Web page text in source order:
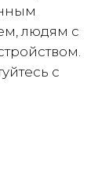
людям с
с